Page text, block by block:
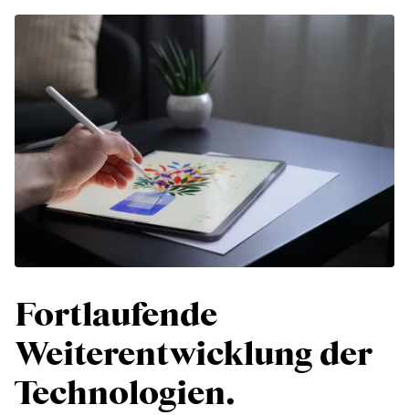
Fortlaufende
Weiterentwicklung der
Technologien.